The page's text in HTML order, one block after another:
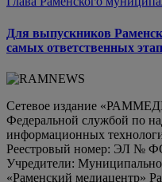
Для выпускников
самых ответственных
Сетевое издание
Федеральной службой по
информационных
Реестровый номер: ЭЛ №
Учредители:
«Раменский медиацентр»